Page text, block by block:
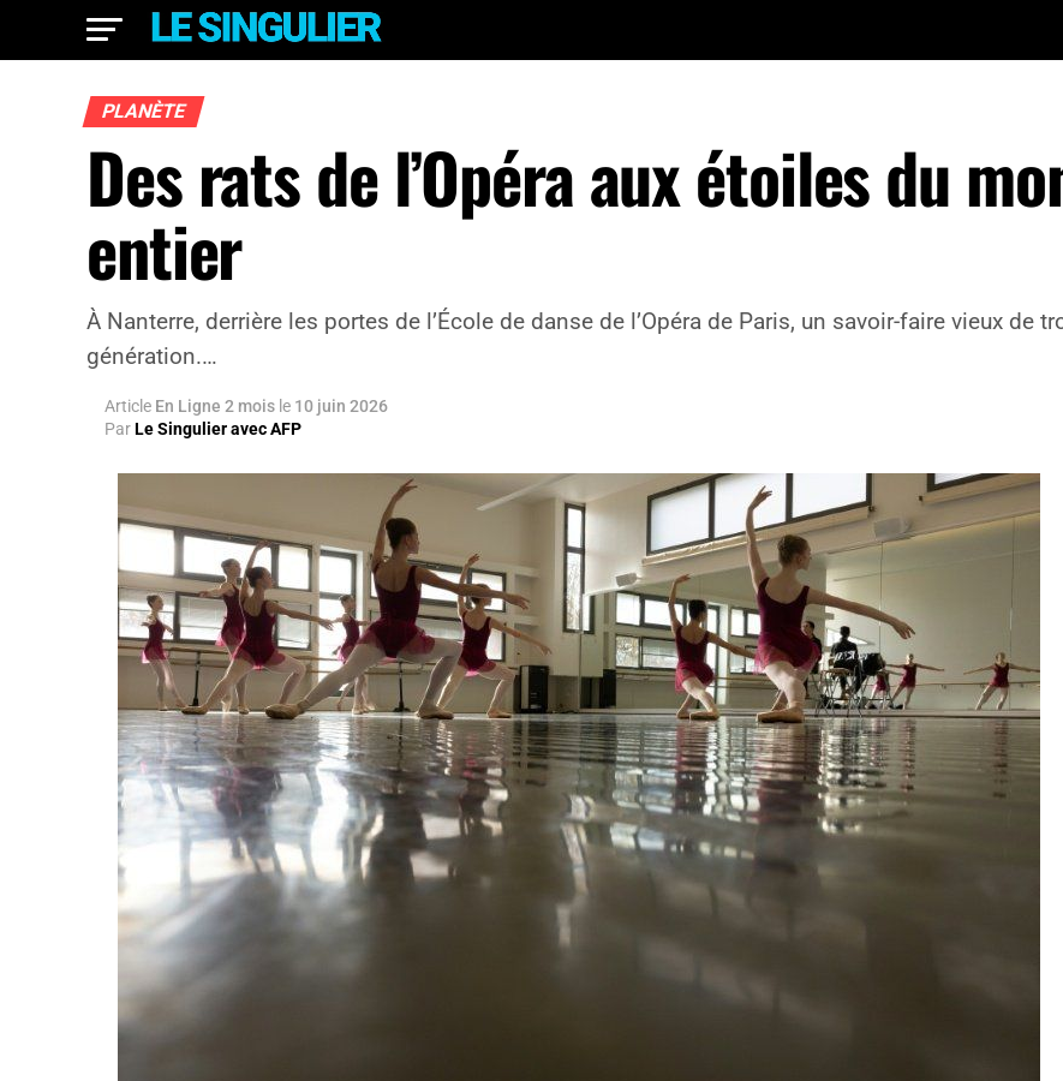
PLANÈTE
Des rats de l’Opéra aux étoiles du
entier
À Nanterre, derrière les portes de l’École de danse de l’Opéra de Paris, un savoir-faire vieux de
génération.…
Article En Ligne 2 mois le 10 juin 2026
ParLe Singulier avec AFP